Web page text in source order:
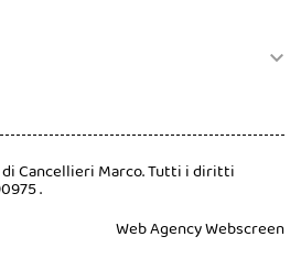

Cancellieri Marco. Tutti i diritti
.
Web AgencyWebscreen